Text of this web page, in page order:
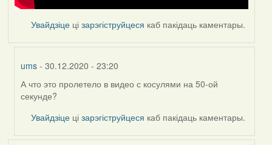
Увайдзіце цізарэгіструйцеся каб пакідаць каментары.
ums - 30.12.2020 - 23:20
In
reply
Feather
А что это пролетело в видео с косулями на 50-ой
секунде?
Увайдзіце цізарэгіструйцеся каб пакідаць каментары.